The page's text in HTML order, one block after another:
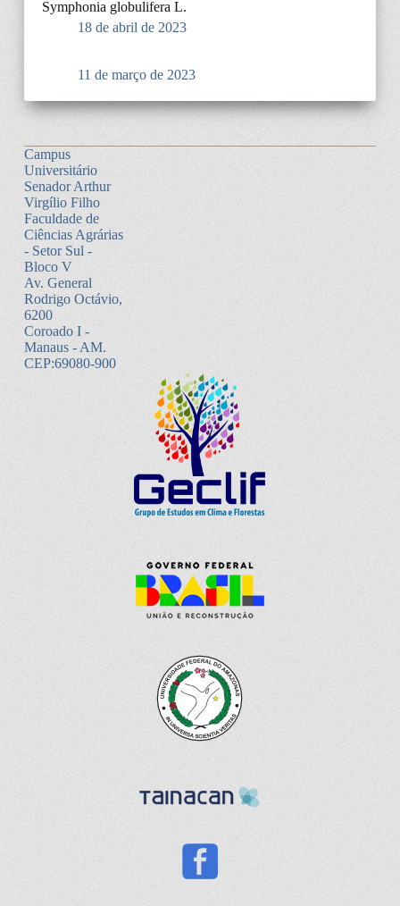
Symphonia globulifera L.
18 de abril de 2023
11 de março de 2023
Campus
Universitário
Senador Arthur
Virgílio Filho
Faculdade de
Ciências Agrárias
- Setor Sul -
Bloco V
Av. General
Rodrigo Octávio,
6200
Coroado I -
Manaus - AM.
CEP:69080-900